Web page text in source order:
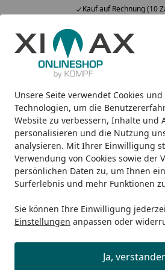
Unsere Seite verwendet Cookies
Technologien, um die
Website zu verbessern, Inhalte und
personalisieren und die Nutzung
analysieren. Mit Ihrer Einwilligung
Verwendung von Cookies sowie der
persönlichen Daten zu, um Ihnen
Surferlebnis und mehr Funktionen
Sie können Ihre Einwilligung
Einstellungen anpassen oder
Ja,
Kauf auf Rechnung (10
Alle Produkte
Mein Konto
Suchen
Startseite
Elektro-Heizkörper Ximax
Ximax Badheizkörper
Elektrobetrieb
Größen